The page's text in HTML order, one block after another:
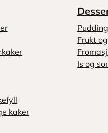
kaker
Frukt
Is og